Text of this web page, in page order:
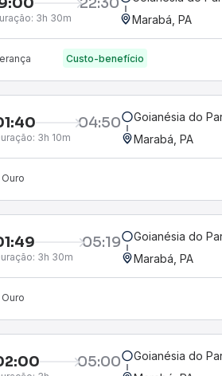
3h 30m
Marabá, PA
Custo-benefício
04:50
3h 10m
Goianésia do
Marabá, PA
05:19
3h 30m
Goianésia do
Marabá, PA
05:00
Goianésia do